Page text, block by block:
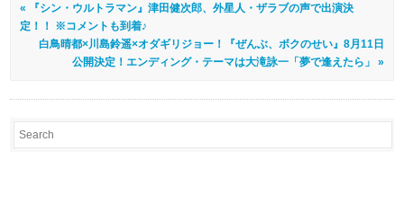
« 『シン・ウルトラマン』津田健次郎、外星人・ザラブの声で出演決
定！！ ※コメントも到着♪
白鳥晴都×川島鈴遥×オダギリジョー！『ぜんぶ、ボクのせい』8月11日
公開決定！エンディング・テーマは大滝詠一「夢で逢えたら」 »